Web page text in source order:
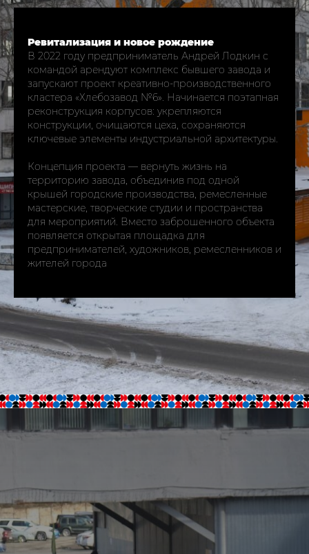
Ревитализация и новое рождение
В 2022 году предприниматель Андрей Лодкин с
командой арендуют комплекс бывшего завода и
запускают проект креативно-производственного
кластера «Хлебозавод №6». Начинается поэтапная
реконструкция корпусов: укрепляются
конструкции, очищаются цеха, сохраняются
ключевые элементы индустриальной архитектуры.​
Концепция проекта — вернуть жизнь на
территорию завода, объединив под одной
крышей городские производства, ремесленные
мастерские, творческие студии и пространства
для мероприятий. Вместо заброшенного объекта
появляется открытая площадка для
предпринимателей, художников, ремесленников и
жителей города